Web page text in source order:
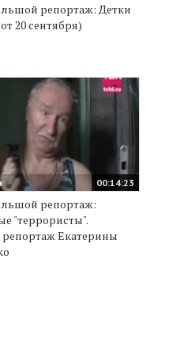
репортаж: Детки
20 сентября)
00:14:23
репортаж:
"террористы".
Екатерины